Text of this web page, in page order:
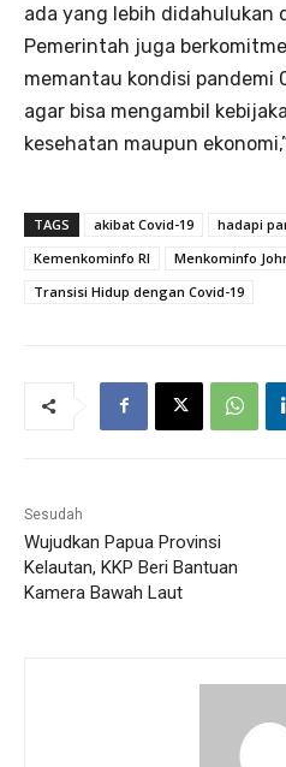
ada yang lebih didahulukan
Pemerintah juga
memantau kondisi pandemi
agar bisa mengambil
kesehatan maupun
TAGS akibat Covid-19 hadapi
Kemenkominfo RI
Menkominfo
Transisi Hidup dengan Covid-19
Sesudah
Wujudkan Papua Provinsi
Kelautan, KKP Beri Bantuan
Kamera Bawah Laut